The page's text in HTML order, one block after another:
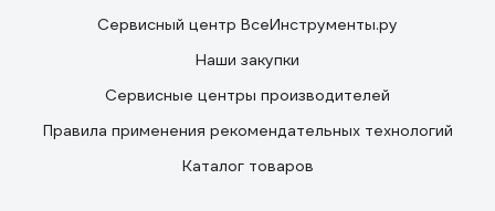
Сервисный центр ВсеИнструменты.ру
Наши закупки
Сервисные центры производителей
Правила применения рекомендательных технологий
Каталог товаров